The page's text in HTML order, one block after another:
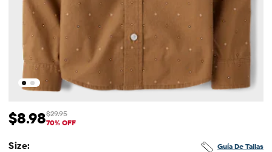
Precio de venta: $8.98
$8.98 Precio original: $29.95
$29.95
70% OFF
Guía De Tallas
Size: